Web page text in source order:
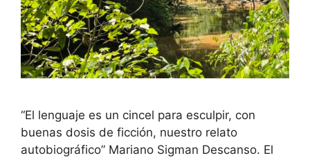
“El lenguaje es un cincel para esculpir, con
buenas dosis de ficción, nuestro relato
autobiográfico” Mariano Sigman Descanso. El